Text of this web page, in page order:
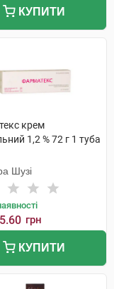
КУПИТИ
крем
1,2 % 72 г 1 туба
Шузі
грн
КУПИТИ